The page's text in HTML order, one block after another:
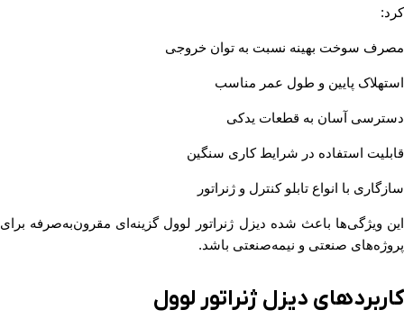
کرد:
مصرف سوخت بهینه نسبت به توان خروجی
استهلاک پایین و طول عمر مناسب
دسترسی آسان به قطعات یدکی
قابلیت استفاده در شرایط کاری سنگین
سازگاری با انواع تابلو کنترل و ژنراتور
این ویژگی‌ها باعث شده دیزل ژنراتور لوول گزینه‌ای مقرون‌به‌صرفه برای
پروژه‌های صنعتی و نیمه‌صنعتی باشد.
کاربردهای دیزل ژنراتور لوول